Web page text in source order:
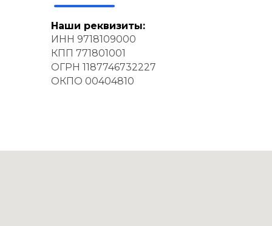
Наши реквизиты:
ИНН 9718109000
КПП 771801001
ОГРН 1187746732227
ОКПО 00404810